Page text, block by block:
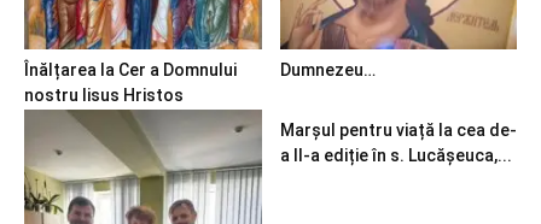
Înălțarea la Cer a Domnului
nostru Iisus Hristos
Dumnezeu…
Marșul pentru viață la cea de-
a II-a ediție în s. Lucășeuca,...